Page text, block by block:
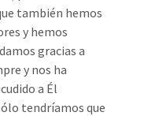
también hemos
y hemos
gracias a
y nos ha
a Él
tendríamos que